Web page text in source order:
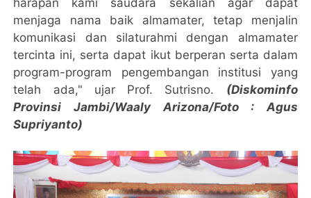
menjaga nama baik almamater, tetap menjalin
komunikasi dan silaturahmi dengan almamater
tercinta ini, serta dapat ikut berperan serta dalam
program-program pengembangan institusi yang
telah ada," ujar Prof. Sutrisno. (Diskominfo
Provinsi Jambi/Waaly Arizona/Foto : Agus
Supriyanto)